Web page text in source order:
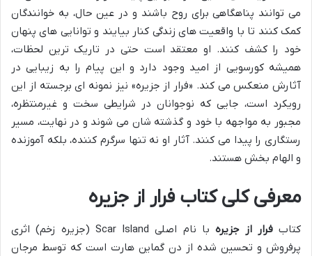
می توانند پناهگاهی برای روح باشند و در عین حال، به خوانندگان
کمک کنند تا با واقعیت های زندگی کنار بیایند و توانایی های پنهان
خود را کشف کنند. او معتقد است حتی در تاریک ترین لحظات،
همیشه کورسویی از امید وجود دارد و این پیام را به زیبایی در
آثارش منعکس می کند. «فرار از جزیره» نیز نمونه ای برجسته از این
رویکرد است، جایی که نوجوانان در شرایطی سخت و غیرمنتظره،
مجبور به مواجهه با خود و گذشته شان می شوند و در نهایت، مسیر
رستگاری را پیدا می کنند. آثار او نه تنها سرگرم کننده، بلکه آموزنده
و الهام بخش هستند.
معرفی کلی کتاب فرار از جزیره
کتابفرار از جزیره
با نام اصلی Scar Island (جزیره زخم) اثری
پرفروش و تحسین شده از دن گماین هارت است که توسط مرجان